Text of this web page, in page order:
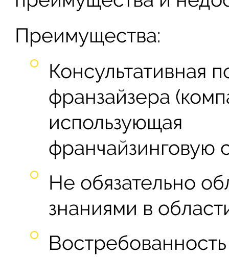
Преимущества:
Консультативная
франзайзера
использующая
франчайзинговую
Не обязательно
знаниями в